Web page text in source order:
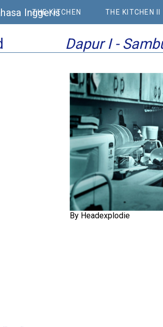
Inggeris
THE KITCHEN THE KITCHEN II
Dapur I -
By Headexplodie